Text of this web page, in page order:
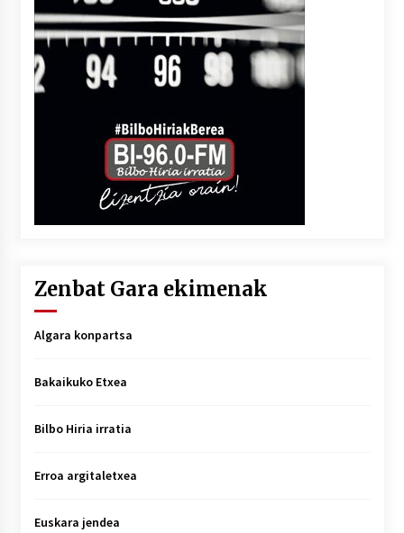
Zenbat Gara ekimenak
Algara konpartsa
Bakaikuko Etxea
Bilbo Hiria irratia
Erroa argitaletxea
Euskara jendea